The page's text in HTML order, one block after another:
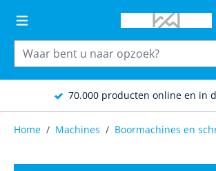
70.000 producten online en in
Home / Machines / Boormachines en